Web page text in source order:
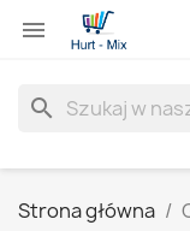

search
Strona główna